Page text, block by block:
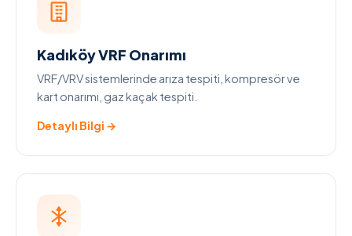
Kadıköy VRF Onarımı
VRF/VRV sistemlerinde arıza tespiti, kompresör ve
kart onarımı, gaz kaçak tespiti.
Detaylı Bilgi →